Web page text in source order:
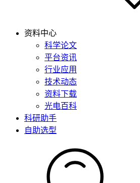
资料中心
科学论文
平台资讯
行业应用
技术动态
资料下载
光电百科
科研助手
自助选型